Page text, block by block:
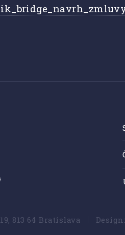
813 64 Bratislava Design: